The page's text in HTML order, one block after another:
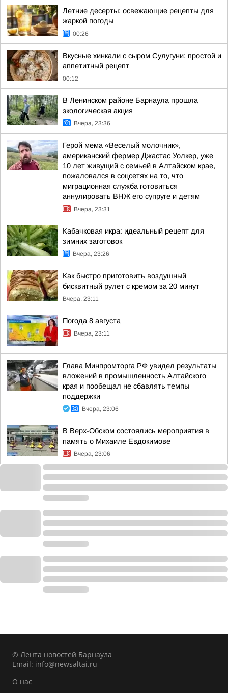
Летние десерты: освежающие рецепты для
жаркой погоды
00:26
Вкусные хинкали с сыром Сулугуни: простой и
аппетитный рецепт
00:12
В Ленинском районе Барнаула прошла
экологическая акция
Вчера, 23:36
Герой мема «Веселый молочник»,
американский фермер Джастас Уолкер, уже
10 лет живущий с семьей в Алтайском крае,
пожаловался в соцсетях на то, что
миграционная служба готовиться
аннулировать ВНЖ его супруге и детям
Вчера, 23:31
Кабачковая икра: идеальный рецепт для
зимних заготовок
Вчера, 23:26
Как быстро приготовить воздушный
бисквитный рулет с кремом за 20 минут
Вчера, 23:11
Погода 8 августа
Вчера, 23:11
Глава Минпромторга РФ увидел результаты
вложений в промышленность Алтайского
края и пообещал не сбавлять темпы
поддержки
Вчера, 23:06
В Верх-Обском состоялись мероприятия в
память о Михаиле Евдокимове
Вчера, 23:06
© Лента новостей Барнаула
Email: info@newsaltai.ru
О нас